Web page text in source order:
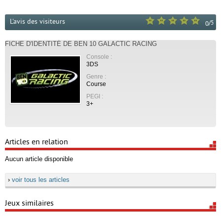
0/5
L'avis des visiteurs
FICHE D'IDENTITÉ DE BEN 10 GALACTIC RACING
Console :
3DS
Genre :
Course
PEGI :
3+
Articles en relation
Aucun article disponible
› voir tous les articles
Jeux similaires